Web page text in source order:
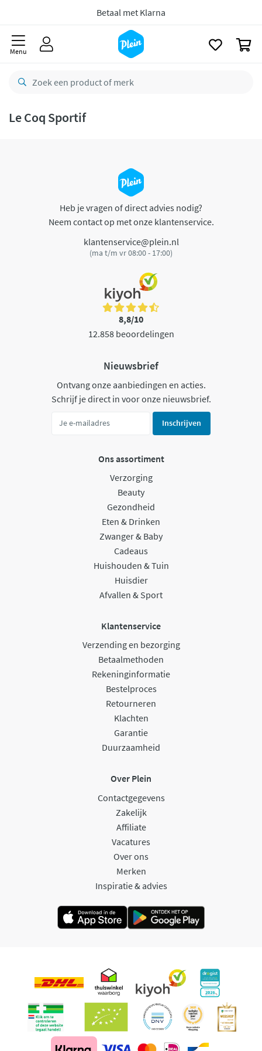
Betaal met Klarna
Menu
Le Coq Sportif
Heb je vragen of direct advies nodig?
Neem contact op met onze klantenservice.
klantenservice@plein.nl
(ma t/m vr 08:00 - 17:00)
8,8/10
12.858 beoordelingen
Nieuwsbrief
Ontvang onze aanbiedingen en acties.
Schrijf je direct in voor onze nieuwsbrief.
Inschrijven
Ons assortiment
Verzorging
Beauty
Gezondheid
Eten & Drinken
Zwanger & Baby
Cadeaus
Huishouden & Tuin
Huisdier
Afvallen & Sport
Klantenservice
Verzending en bezorging
Betaalmethoden
Rekeninginformatie
Bestelproces
Retourneren
Klachten
Garantie
Duurzaamheid
Over Plein
Contactgegevens
Zakelijk
Affiliate
Vacatures
Over ons
Merken
Inspiratie & advies